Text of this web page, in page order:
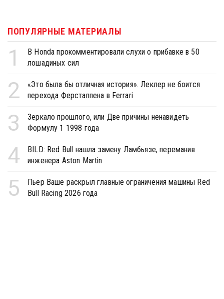
ПОПУЛЯРНЫЕ МАТЕРИАЛЫ
1
В Honda прокомментировали слухи о прибавке в 50
лошадиных сил
2
«Это была бы отличная история». Леклер не боится
перехода Ферстаппена в Ferrari
3
Зеркало прошлого, или Две причины ненавидеть
Формулу 1 1998 года
4
BILD: Red Bull нашла замену Ламбьязе, переманив
инженера Aston Martin
5
Пьер Ваше раскрыл главные ограничения машины Red
Bull Racing 2026 года